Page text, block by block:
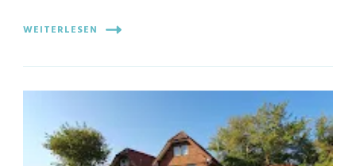
WEITERLESEN